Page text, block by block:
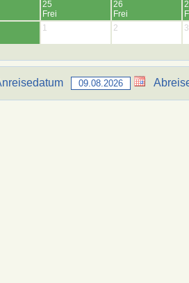
25
Frei
26
Frei
1 2 3